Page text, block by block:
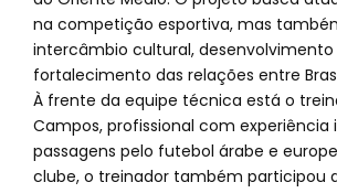
na competição esportiva, mas
intercâmbio cultural,
fortalecimento das relações entre
À frente da equipe técnica está o
Campos, profissional com experiência
passagens pelo futebol árabe e
clube, o treinador também participou